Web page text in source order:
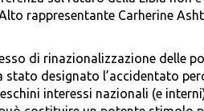
rappresentante Carherine
di rinazionalizzazione delle
designato l’accidentato
interessi nazionali (e